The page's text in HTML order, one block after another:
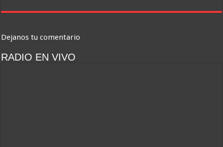
Dejanos tu comentario
RADIO EN VIVO